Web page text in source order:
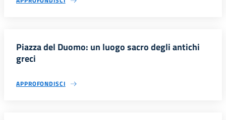
Piazza del Duomo: un luogo sacro degli antichi
greci
APPROFONDISCI